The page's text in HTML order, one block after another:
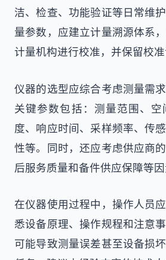
洁、检查、功能验证等日常维
量参数，应建立计量溯源体系
计量机构进行校准，并保留校准
仪器的选型应综合考虑测量需
关键参数包括：测量范围、
度、响应时间、采样频率、传
性等。同时，还应考虑供应商
后服务质量和备件供应保障等因
在仪器使用过程中，操作人员
悉设备原理、操作规程和注意
可能导致测量误差甚至设备损